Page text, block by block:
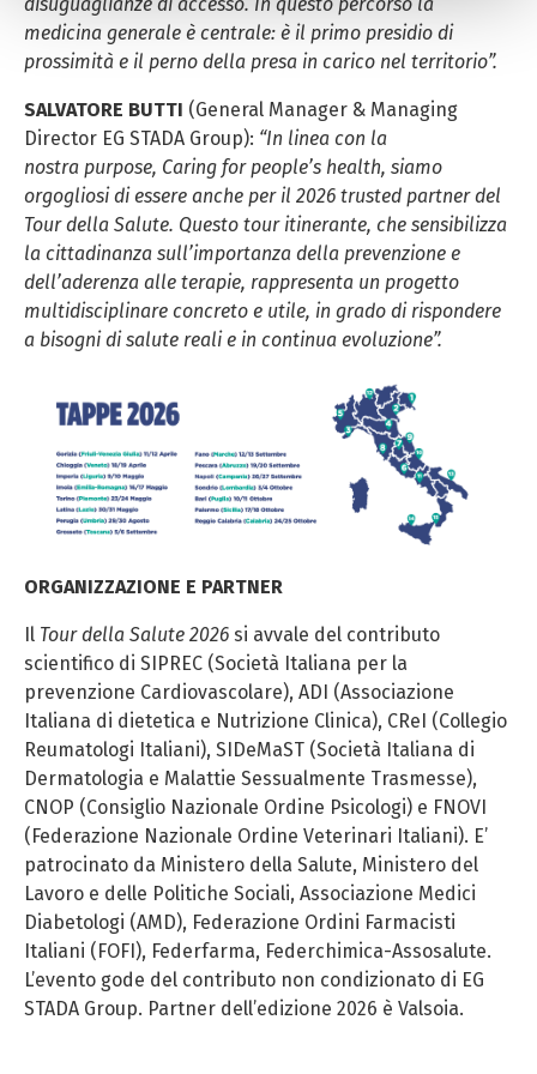
pubblicità, anche personalizzata. Per accettare i cookie
analitici e di profilazione, clicca su «Accetta tutti». Per
gestire o disabilitare i cookie clicca su «Personalizza».
Per chiudere il banner e rifiutarli clicca sul tasto
«RIFIUTA»; in questo caso, la navigazione proseguirà
esclusivamente con i cookie tecnici. Per maggiori
informazioni, ti invitiamo a leggere la nostra Cookie
Policy.
medicina generale è centrale: è il primo presidio di
prossimità e il perno della presa in carico nel territorio”.
SALVATORE BUTTI (General Manager & Managing
Director EG STADA Group): “In linea con la
nostra purpose, Caring for people’s health, siamo
orgogliosi di essere anche per il 2026 trusted partner del
Tour della Salute. Questo tour itinerante, che sensibilizza
la cittadinanza sull’importanza della prevenzione e
dell’aderenza alle terapie, rappresenta un progetto
multidisciplinare concreto e utile, in grado di rispondere
a bisogni di salute reali e in continua evoluzione”.
ORGANIZZAZIONE E PARTNER
Il Tour della Salute 2026 si avvale del contributo
scientifico di SIPREC (Società Italiana per la
prevenzione Cardiovascolare), ADI (Associazione
Italiana di dietetica e Nutrizione Clinica), CReI (Collegio
Reumatologi Italiani), SIDeMaST (Società Italiana di
Dermatologia e Malattie Sessualmente Trasmesse),
CNOP (Consiglio Nazionale Ordine Psicologi) e FNOVI
(Federazione Nazionale Ordine Veterinari Italiani). E’
patrocinato da Ministero della Salute, Ministero del
Lavoro e delle Politiche Sociali, Associazione Medici
Diabetologi (AMD), Federazione Ordini Farmacisti
Italiani (FOFI), Federfarma, Federchimica-Assosalute.
L’evento gode del contributo non condizionato di EG
STADA Group. Partner dell’edizione 2026 è Valsoia.